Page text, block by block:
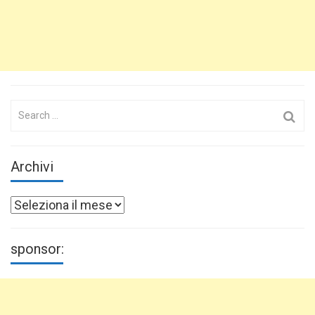
Search
Archivi
Archivi
sponsor: